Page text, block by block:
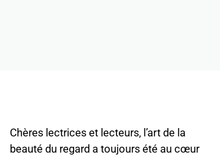
Chères lectrices et lecteurs, l’art de la
beauté du regard a toujours été au cœur